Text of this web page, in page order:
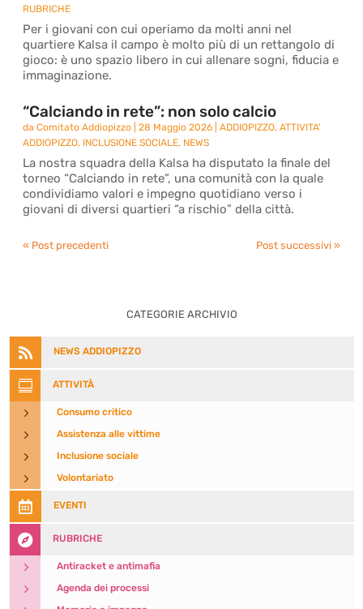
RUBRICHE
Per i giovani con cui operiamo da molti anni nel
quartiere Kalsa il campo è molto più di un rettangolo di
gioco: è uno spazio libero in cui allenare sogni, fiducia e
immaginazione.
“Calciando in rete”: non solo calcio
daComitato Addiopizzo |28 Maggio 2026 |ADDIOPIZZO,ATTIVITA'
ADDIOPIZZO, INCLUSIONE SOCIALE, NEWS
La nostra squadra della Kalsa ha disputato la finale del
torneo “Calciando in rete”, una comunità con la quale
condividiamo valori e impegno quotidiano verso i
giovani di diversi quartieri “a rischio” della città.
« Post precedenti Post successivi »
CATEGORIE ARCHIVIO
 NEWS ADDIOPIZZO
 ATTIVITÀ
5 Consumo critico
5 Assistenza alle vittime
5 Inclusione sociale
5 Volontariato
 EVENTI
 RUBRICHE
5 Antiracket e antimafia
5 Agenda dei processi